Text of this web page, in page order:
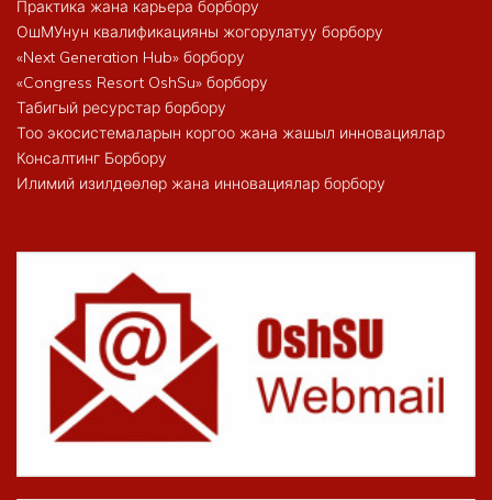
Практика жана карьера борбору
ОшМУнун квалификацияны жогорулатуу борбору
«Next Generation Hub» борбору
«Congress Resort OshSu» борбору
Табигый ресурстар борбору
Тоо экосистемаларын коргоо жана жашыл инновациялар
Консалтинг Борбору
Илимий изилдөөлөр жана инновациялар борбору